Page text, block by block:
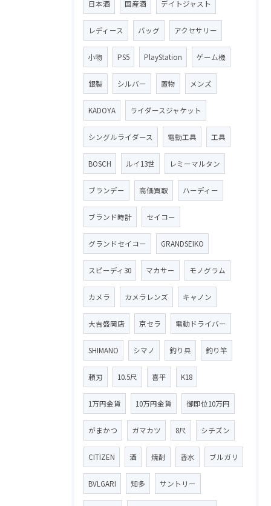
日本酒 国産酒 デイトジャスト
レディース バッグ アクセサリー
小物 PS5 PlayStation ゲーム機
銀製 シルバー 置物 メンズ
KADOYA ライダースジャケット
シングルライダース 電動工具 工具
BOSCH ルイ13世 レミーマルタン
ブランデー 高価買取 ハーディー
ブランド時計 セイコー
グランドセイコー GRANDSEIKO
スピーディ30 マカサー モノグラム
カメラ カメラレンズ キャノン
大吉盛岡店 京セラ 電動ドライバー
SHIMANO シマノ 釣り具 釣り竿
頼刃 10.5尺 喜平 K18
1万円金貨 10万円金貨 御即位10万円
がまかつ ガマカツ 8尺 シチズン
CITIZEN 酒 焼酎 香水 ブルガリ
BVLGARI 知多 サントリー